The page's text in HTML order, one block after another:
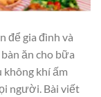
để gia đình và
ăn cho bữa
không khí ấm
người. Bài viết